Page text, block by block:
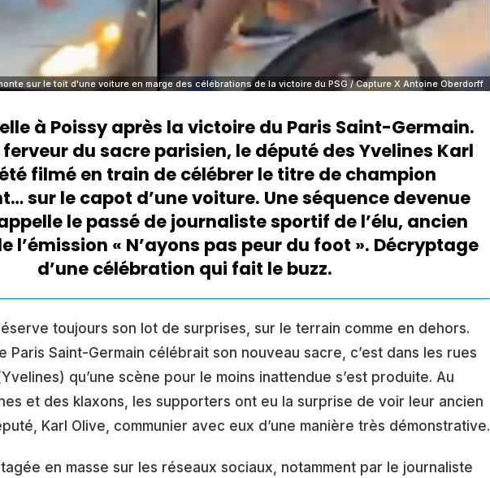
sur le toit d'une voiture en marge des célébrations de la victoire du PSG / Capture X Antoine Oberdorff
à Poissy après la victoire du Paris Saint-Germain.
du sacre parisien, le député des Yvelines Karl
filmé en train de célébrer le titre de champion
sur le capot d’une voiture. Une séquence devenue
le passé de journaliste sportif de l’élu, ancien
l’émission « N’ayons pas peur du foot ». Décryptage
d’une célébration qui fait le buzz.
toujours son lot de surprises, sur le terrain comme en dehors.
Paris Saint-Germain célébrait son nouveau sacre, c’est dans les rues
qu’une scène pour le moins inattendue s’est produite. Au
et des klaxons, les supporters ont eu la surprise de voir leur ancien
Karl Olive, communier avec eux d’une manière très démonstrative.
en masse sur les réseaux sociaux, notamment par le journaliste